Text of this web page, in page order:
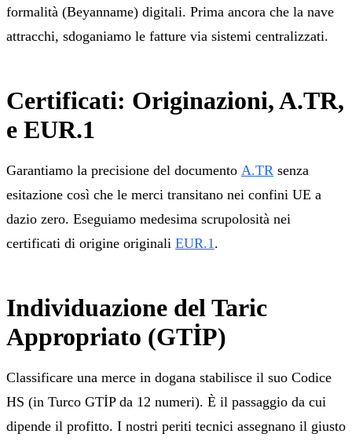
formalità (Beyanname) digitali. Prima ancora che la nave
attracchi, sdoganiamo le fatture via sistemi centralizzati.
Certificati: Originazioni, A.TR,
e EUR.1
Garantiamo la precisione del documento A.TR senza
esitazione così che le merci transitano nei confini UE a
dazio zero. Eseguiamo medesima scrupolosità nei
certificati di origine originali EUR.1 .
Individuazione del Taric
Appropriato (GTİP)
Classificare una merce in dogana stabilisce il suo Codice
HS (in Turco GTİP da 12 numeri). È il passaggio da cui
dipende il profitto. I nostri periti tecnici assegnano il giusto